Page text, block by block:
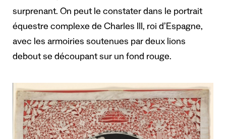
surprenant. On peut le constater dans le portrait
équestre complexe de Charles III, roi d’Espagne,
avec les armoiries soutenues par deux lions
debout se découpant sur un fond rouge.